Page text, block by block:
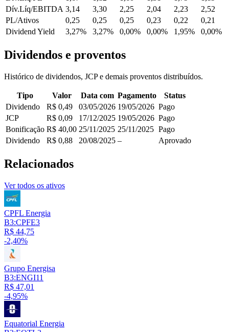
Dív.Líq/EBITDA 3,14 3,30 2,25 2,04 2,23
2,52
PL/Ativos
0,25 0,25 0,25 0,23 0,22
0,21
Dividend Yield
3,27% 3,27% 0,00% 0,00% 1,95% 0,00%
Dividendos e proventos
Histórico de dividendos, JCP e demais proventos distribuídos.
Tipo Valor Data com Pagamento
Status
Dividendo
R$ 0,49 03/05/2026 19/05/2026 Pago
JCP
R$ 0,09 17/12/2025 19/05/2026 Pago
Bonificação R$ 40,00 25/11/2025 25/11/2025 Pago
Dividendo
R$ 0,88 20/08/2025 – Aprovado
Relacionados
Ver todos os ativos
CPFL Energia
B3:CPFE3
R$ 44,75
-2,40%
Grupo Energisa
B3:ENGI11
R$ 47,01
-4,95%
Equatorial Energia